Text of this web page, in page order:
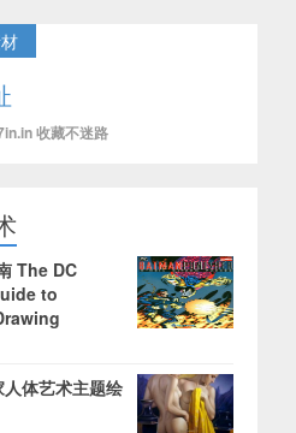
收藏不迷路
The DC
to
体艺术主题绘